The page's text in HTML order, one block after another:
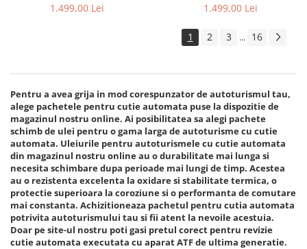
1.499,00 Lei
1.499,00 Lei
1 2 3 ... 16
Pentru a avea grija in mod corespunzator de autoturismul tau,
alege pachetele pentru cutie automata puse la dispozitie de
magazinul nostru online. Ai posibilitatea sa alegi pachete
schimb de ulei pentru o gama larga de autoturisme cu cutie
automata. Uleiurile pentru autoturismele cu cutie automata
din magazinul nostru online au o durabilitate mai lunga si
necesita schimbare dupa perioade mai lungi de timp. Acestea
au o rezistenta excelenta la oxidare si stabilitate termica, o
protectie superioara la coroziune si o performanta de comutare
mai constanta. Achizitioneaza pachetul pentru cutia automata
potrivita autoturismului tau si fii atent la nevoile acestuia.
Doar pe site-ul nostru poti gasi pretul corect pentru revizie
cutie automata executata cu aparat ATF de ultima generatie.